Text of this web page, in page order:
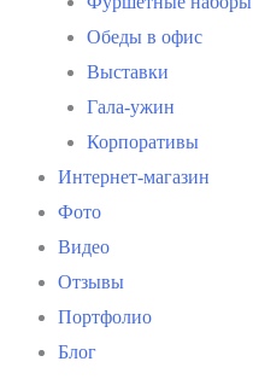
Обеды в офис
Выставки
Гала-ужин
Корпоративы
Интернет-магазин
Фото
Видео
Отзывы
Портфолио
Блог